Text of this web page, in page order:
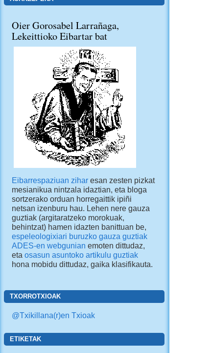
Oier Gorosabel Larrañaga,
Lekeittioko Eibartar bat
Eibarrespaziuan ziharesan zesten pizkat
mesianikua nintzala idaztian, eta bloga
sortzerako orduan horregaittik ipiñi
netsan izenburu hau. Lehen nere gauza
guztiak (argitaratzeko morokuak,
behintzat) hamen idazten banittuan be,
espeleologixiari buruzko gauza guztiak
ADES-en webgunian emoten dittudaz,
eta osasun asuntoko artikulu guztiak
hona mobidu dittudaz, gaika klasifikauta.
TXORROTXIOAK
@Txikillana(r)en Txioak
ETIKETAK